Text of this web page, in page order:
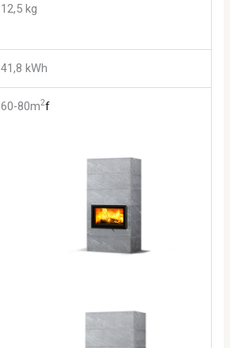
12,5 kg
41,8 kWh
60-80m2f